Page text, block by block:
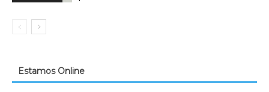
Estamos Online